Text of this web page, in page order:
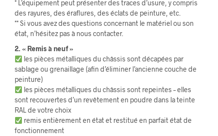
* L’équipement peut présenter des traces d’usure, y compris
des rayures, des éraflures, des éclats de peinture, etc.
** Si vous avez des questions concernant le matériel ou son
état, n’hésitez pas à nous contacter.
2. « Remis à neuf »
les pièces métalliques du châssis sont décapées par
sablage ou grenaillage (afin d’éliminer l’ancienne couche de
peinture)
les pièces métalliques du châssis sont repeintes – elles
sont recouvertes d’un revêtement en poudre dans la teinte
RAL de votre choix
remis entièrement en état et restitué en parfait état de
fonctionnement